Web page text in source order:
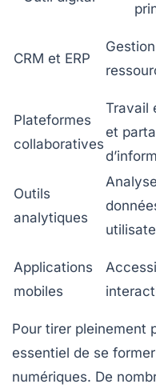
CRM et ERP
Plateformes
collaboratives
Travail
et
Outils
analytiques
Applications
mobiles
Pour tirer pleinement
essentiel de se
numériques. De